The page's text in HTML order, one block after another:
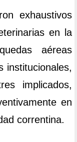
exhaustivos
en la
aéreas
institucionales,
implicados,
en
correntina.